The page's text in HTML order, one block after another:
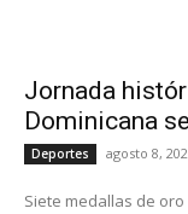
Jornada
Dominicana
Deportes agosto 8,
Siete medallas de